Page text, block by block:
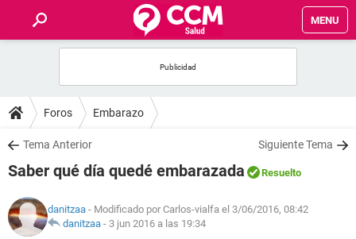
MENU
FOROS
SALUD
NUTRICIÓN
Foros Embarazo
Tema Anterior Siguiente Tema
Saber qué día quedé embarazada Resuelto
danitzaa - Modificado por Carlos-vialfa el 3/06/2016, 08:42
danitzaa - 3 jun 2016 a las 19:34